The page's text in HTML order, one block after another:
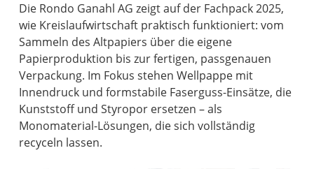
Die Rondo Ganahl AG zeigt auf der Fachpack 2025,
wie Kreislaufwirtschaft praktisch funktioniert: vom
Sammeln des Altpapiers über die eigene
Papierproduktion bis zur fertigen, passgenauen
Verpackung. Im Fokus stehen Wellpappe mit
Innendruck und formstabile Faserguss-Einsätze, die
Kunststoff und Styropor ersetzen – als
Monomaterial-Lösungen, die sich vollständig
recyceln lassen.